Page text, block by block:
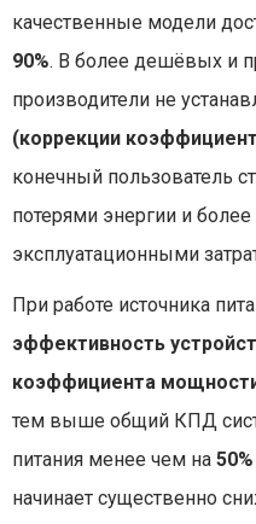
качественные модели
90%. В более дешёвых и
производители не
(коррекции
конечный пользователь
потерями энергии и
эксплуатационными
При работе источника
эффективность
коэффициента
тем выше общий КПД
питания менее чем на 50%
начинает существенно